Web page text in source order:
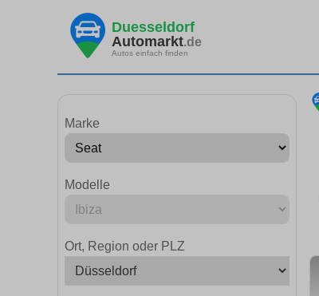
Duesseldorf
Automarkt.de
Autos einfach finden
Marke
Modelle
Ort, Region oder PLZ